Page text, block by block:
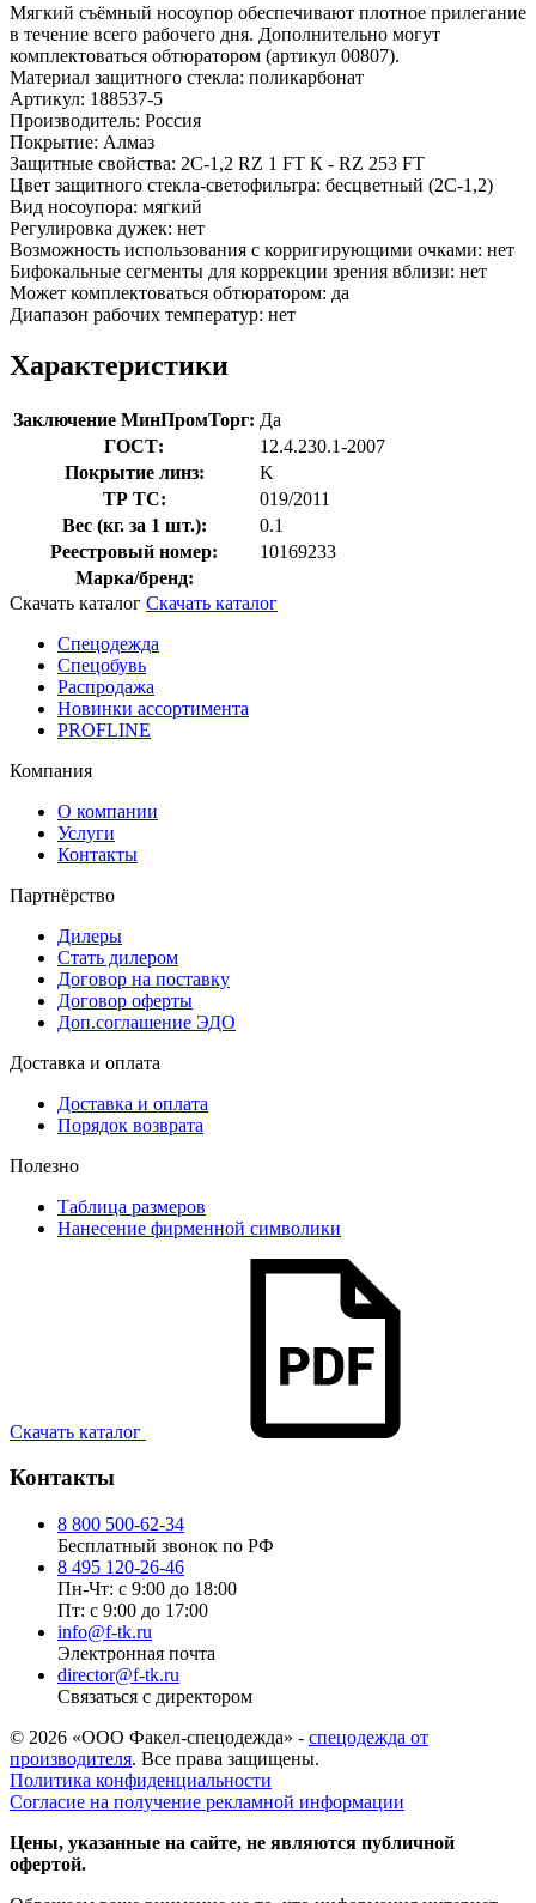
Мягкий съёмный носоупор обеспечивают плотное прилегание
в течение всего рабочего дня. Дополнительно могут
комплектоваться обтюратором (артикул 00807).
Материал защитного стекла: поликарбонат
Артикул: 188537-5
Производитель: Россия
Покрытие: Алмаз
Защитные свойства: 2С-1,2 RZ 1 FT К - RZ 253 FT
Цвет защитного стекла-светофильтра: бесцветный (2С-1,2)
Вид носоупора: мягкий
Регулировка дужек: нет
Возможность использования с корригирующими очками: нет
Бифокальные сегменты для коррекции зрения вблизи: нет
Может комплектоваться обтюратором: да
Диапазон рабочих температур: нет
Характеристики
Заключение МинПромТорг: Да
ГОСТ:
12.4.230.1-2007
Покрытие линз:
K
ТР ТС:
019/2011
Вес (кг. за 1 шт.):
0.1
Реестровый номер:
10169233
Марка/бренд:
Скачать каталог Скачать каталог
Спецодежда
Спецобувь
Распродажа
Новинки ассортимента
PROFLINE
Компания
О компании
Услуги
Контакты
Партнёрство
Дилеры
Стать дилером
Договор на поставку
Договор оферты
Доп.соглашение ЭДО
Доставка и оплата
Доставка и оплата
Порядок возврата
Полезно
Таблица размеров
Нанесение фирменной символики
Скачать каталог
Контакты
8 800 500-62-34
Бесплатный звонок по РФ
8 495 120-26-46
Пн-Чт: с 9:00 до 18:00
Пт: с 9:00 до 17:00
info@f-tk.ru
Электронная почта
director@f-tk.ru
Связаться с директором
© 2026 «ООО Факел-спецодежда» - спецодежда от
производителя. Все права защищены.
Политика конфиденциальности
Согласие на получение рекламной информации
Цены, указанные на сайте, не являются публичной
офертой.